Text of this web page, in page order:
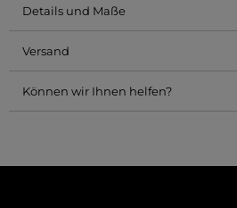
Details und Maße
Versand
Können wir Ihnen helfen?